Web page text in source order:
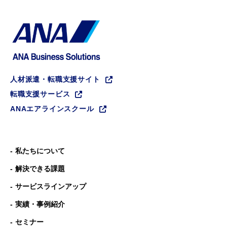
人材派遣・転職支援サイト
転職支援サービス
ANAエアラインスクール
私たちについて
解決できる課題
サービスラインアップ
実績・事例紹介
セミナー